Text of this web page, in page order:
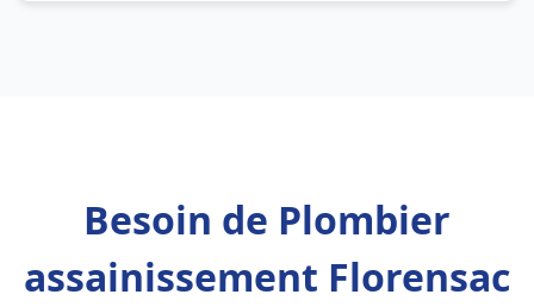
Besoin de Plombier
assainissement Florensac